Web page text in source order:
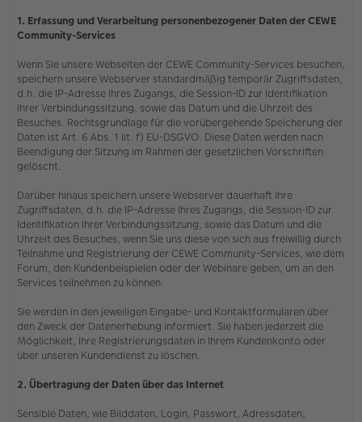
1. Erfassung und Verarbeitung personenbezogener Daten der CEWE
Community-Services
Wenn Sie unsere Webseiten der CEWE Community-Services besuchen,
speichern unsere Webserver standardmäßig temporär Zugriffsdaten,
d.h. die IP-Adresse Ihres Zugangs, die Session-ID zur Identifikation
Ihrer Verbindungssitzung, sowie das Datum und die Uhrzeit des
Besuches. Rechtsgrundlage für die vorübergehende Speicherung der
Daten ist Art. 6 Abs. 1 lit. f) EU-DSGVO. Diese Daten werden nach
Beendigung der Sitzung im Rahmen der gesetzlichen Vorschriften
gelöscht.
Darüber hinaus speichern unsere Webserver dauerhaft Ihre
Zugriffsdaten, d.h. die IP-Adresse Ihres Zugangs, die Session-ID zur
Identifikation Ihrer Verbindungssitzung, sowie das Datum und die
Uhrzeit des Besuches, wenn Sie uns diese von sich aus freiwillig durch
Teilnahme und Registrierung der CEWE Community-Services, wie dem
Forum, den Kundenbeispielen oder der Webinare geben, um an den
Services teilnehmen zu können.
Sie werden in den jeweiligen Eingabe- und Kontaktformularen über
den Zweck der Datenerhebung informiert. Sie haben jederzeit die
Möglichkeit, Ihre Registrierungsdaten in Ihrem Kundenkonto oder
über unseren Kundendienst zu löschen.
2. Übertragung der Daten über das Internet
Sensible Daten, wie Bilddaten, Login, Passwort, Adressdaten,